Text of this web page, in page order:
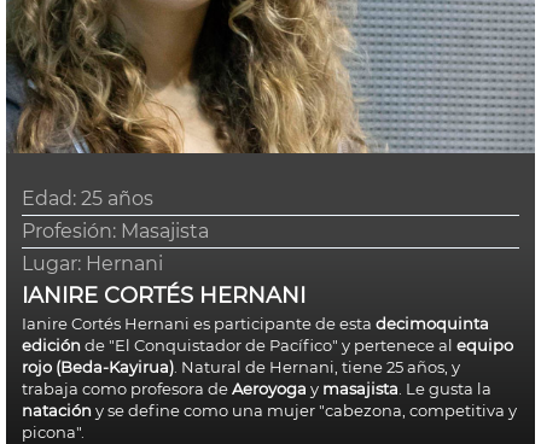
Edad: 25 años
Profesión: Masajista
Lugar: Hernani
IANIRE CORTÉS HERNANI
Ianire Cortés Hernani es participante de estadecimoquinta
edición de "El Conquistador de Pacífico" y pertenece alequipo
rojo (Beda-Kayirua). Natural de Hernani, tiene 25 años, y
trabaja como profesora deAeroyoga y masajista. Le gusta la
natacióny se define como una mujer "cabezona, competitiva y
picona".